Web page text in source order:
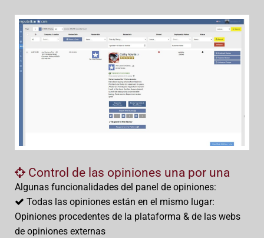
Control de las opiniones una por una
Algunas funcionalidades del panel de opiniones:
Todas las opiniones están en el mismo lugar:
Opiniones procedentes de la plataforma & de las webs
de opiniones externas